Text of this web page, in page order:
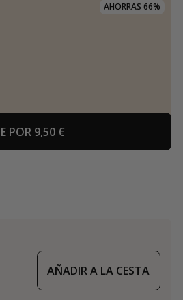
AHORRAS 66%
POR 9,50 €
AÑADIR A LA CESTA